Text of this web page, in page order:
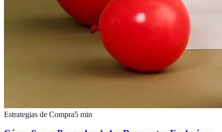
Estrategias de Compra5 min